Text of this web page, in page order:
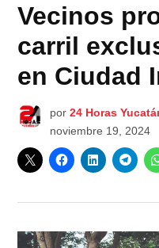
Vecinos
carril
en Ciudad
por 24 Horas
noviembre 19, 2024